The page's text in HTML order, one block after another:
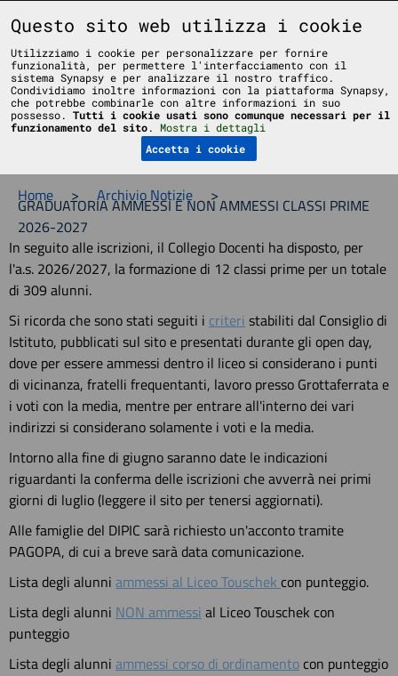
Liceo Scientifico Statale Bruno Touschek - Grottaferrata - Roma
Menu
Home > Archivio Notizie >
GRADUATORIA AMMESSI E NON AMMESSI CLASSI PRIME
2026-2027
In seguito alle iscrizioni, il Collegio Docenti ha disposto, per
l'a.s. 2026/2027, la formazione di 12 classi prime per un totale
di 309 alunni.
Si ricorda che sono stati seguiti i criteri stabiliti dal Consiglio di
Istituto, pubblicati sul sito e presentati durante gli open day,
dove per essere ammessi dentro il liceo si considerano i punti
di vicinanza, fratelli frequentanti, lavoro presso Grottaferrata e
i voti con la media, mentre per entrare all'interno dei vari
indirizzi si considerano solamente i voti e la media.
Intorno alla fine di giugno saranno date le indicazioni
riguardanti la conferma delle iscrizioni che avverrà nei primi
giorni di luglio (leggere il sito per tenersi aggiornati).
Alle famiglie del DIPIC sarà richiesto un'acconto tramite
PAGOPA, di cui a breve sarà data comunicazione.
Lista degli alunni ammessi al Liceo Touschek con punteggio.
Lista degli alunni NON ammessi al Liceo Touschek con
punteggio
Lista degli alunni ammessi corso di ordinamentocon punteggio
Questo sito web utilizza i cookie
Utilizziamo i cookie per personalizzare per fornire
funzionalità, per permettere l'interfacciamento con il
sistema Synapsy e per analizzare il nostro traffico.
Condividiamo inoltre informazioni con la piattaforma Synapsy,
che potrebbe combinarle con altre informazioni in suo
possesso. Tutti i cookie usati sono comunque necessari per il
funzionamento del sito. Mostra i dettagli
Accetta i cookie